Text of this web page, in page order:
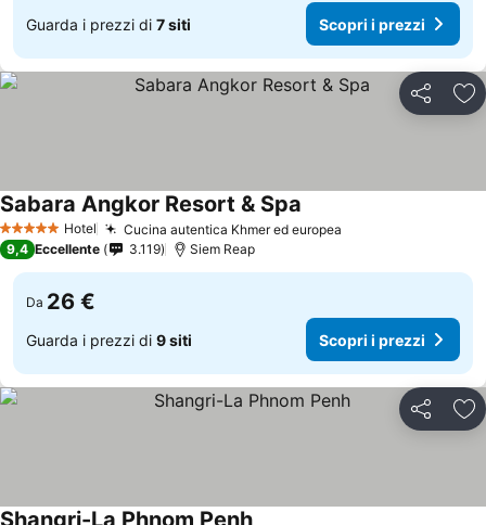
Guarda i prezzi di 7 siti Scopri i prezzi
Condividi
5 Stelle Hotel Cucina autentica Khmer ed europea
Sabara Angkor Resort & Spa
9,4 Eccellente 3.119 Siem Reap
Da 26 €
Guarda i prezzi di 9 siti Scopri i prezzi
Condividi
Shangri-La Phnom Penh